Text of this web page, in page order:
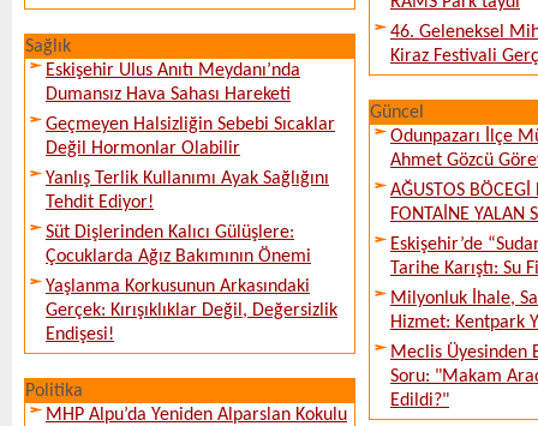
Sağlık
Eskişehir Ulus Anıtı Meydanı’nda
Dumansız Hava Sahası Hareketi
Geçmeyen Halsizliğin Sebebi Sıcaklar
Değil Hormonlar Olabilir
Yanlış Terlik Kullanımı Ayak Sağlığını
Tehdit Ediyor!
Süt Dişlerinden Kalıcı Gülüşlere:
Çocuklarda Ağız Bakımının Önemi
Yaşlanma Korkusunun Arkasındaki
Gerçek: Kırışıklıklar Değil, Değersizlik
Endişesi!
Politika
MHP Alpu’da Yeniden Alparslan Kokulu
46. Geleneksel
Kiraz Festivali
Güncel
Odunpazarı İlçe
Ahmet Gözcü
AĞUSTOS BÖCEGİ
FONTAİNE YALAN
Eskişehir’de
Tarihe Karıştı: Su
Milyonluk İhale,
Hizmet: Kentpark
Meclis Üyesinden
Soru: "Makam
Edildi?"